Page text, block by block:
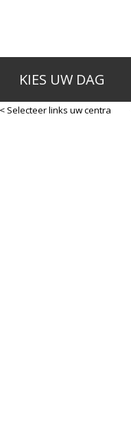
KIES UW DAG
Selecteer links uw centra